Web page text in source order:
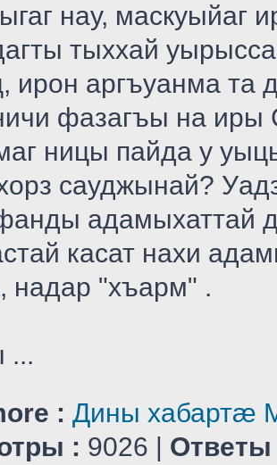
нау, маскуыйаг
тыххай
ирон аргъуанма та
фазагъы на иры
ницы пайда у
сауджынай?
адамыхаттай
касат нахи
надар "хъарм" .
...
: Дины хабартæ
: 9026 | Ответы